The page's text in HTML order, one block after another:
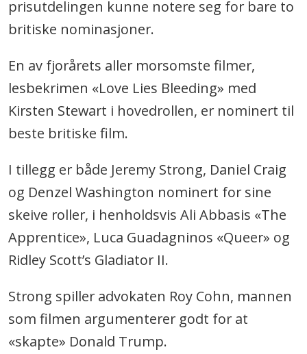
prisutdelingen kunne notere seg for bare to
britiske nominasjoner.
En av fjorårets aller morsomste filmer,
lesbekrimen «Love Lies Bleeding» med
Kirsten Stewart i hovedrollen, er nominert til
beste britiske film.
I tillegg er både Jeremy Strong, Daniel Craig
og Denzel Washington nominert for sine
skeive roller, i henholdsvis Ali Abbasis «The
Apprentice», Luca Guadagninos «Queer» og
Ridley Scott’s Gladiator II.
Strong spiller advokaten Roy Cohn, mannen
som filmen argumenterer godt for at
«skapte» Donald Trump.